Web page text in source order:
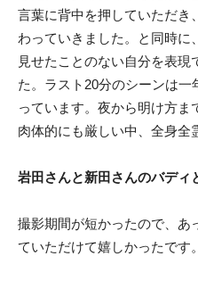
言葉に背中を押していただき
わっていきました。と同時に
見せたことのない自分を表現
た。ラスト20分のシーンは
っています。夜から明け方ま
肉体的にも厳しい中、全身全
岩田さんと新田さんのバディ
撮影期間が短かったので、あ
ていただけて嬉しかったです。